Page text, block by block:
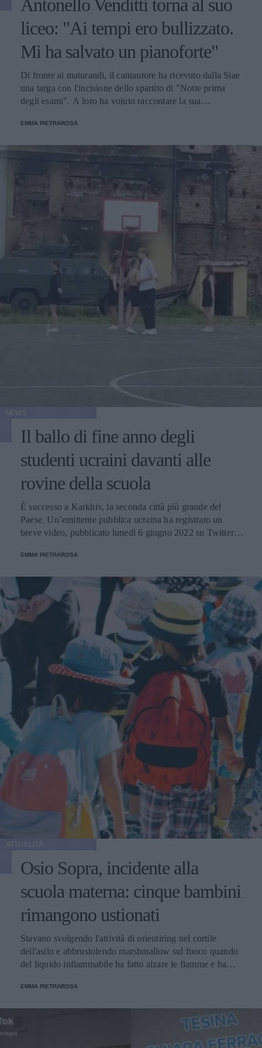
Antonello Venditti torna al suo
liceo: "Ai tempi ero bullizzato.
Mi ha salvato un pianoforte"
Di fronte ai maturandi, il cantautore ha ricevuto dalla Siae
una targa con l'incisione dello spartito di "Notte prima
degli esami". A loro ha voluto raccontare la sua
e continuerà sempre a farlo - tutte le generazioni di
EMMA PIETRAROSA
Il ballo di fine anno degli
studenti ucraini davanti alle
rovine della scuola
È successo a Karkhiv, la seconda città più grande del
Paese. Un’emittente pubblica ucraina ha registrato un
breve video, pubblicato lunedì 6 giugno 2022 su Twitter
EMMA PIETRAROSA
Osio Sopra, incidente alla
scuola materna: cinque bambini
rimangono ustionati
Stavano svolgendo l'attività di orientiring nel cortile
dell'asilo e abbrustolendo marshmallow sul fuoco quando
del liquido infiammabile ha fatto alzare le fiamme e ha
EMMA PIETRAROSA